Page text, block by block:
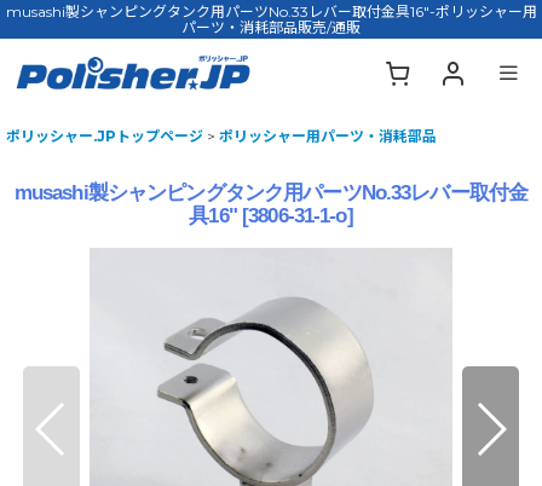
musashi製シャンピングタンク用パーツNo.33レバー取付金具16"-ポリッシャー用
パーツ・消耗部品販売/通販
ポリッシャー.JPトップページ > ポリッシャー用パーツ・消耗部品
musashi製シャンピングタンク用パーツNo.33レバー取付金
具16" [3806-31-1-o]